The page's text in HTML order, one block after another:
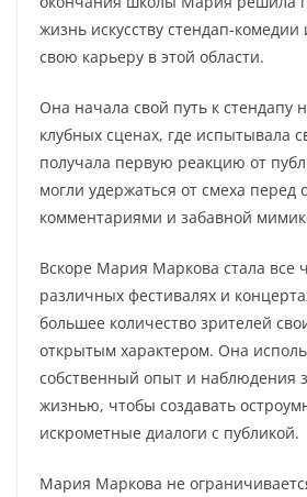
жизнь искусству стендап-
свою карьеру в этой области.
Она начала свой путь к стендапу
клубных сценах, где испытывала
получала первую реакцию от
могли удержаться от смеха перед
комментариями и забавной
Вскоре Мария Маркова стала все
различных фестивалях и
большее количество зрителей
открытым характером. Она
собственный опыт и наблюдения
жизнью, чтобы создавать
искрометные диалоги с публикой.
Мария Маркова не